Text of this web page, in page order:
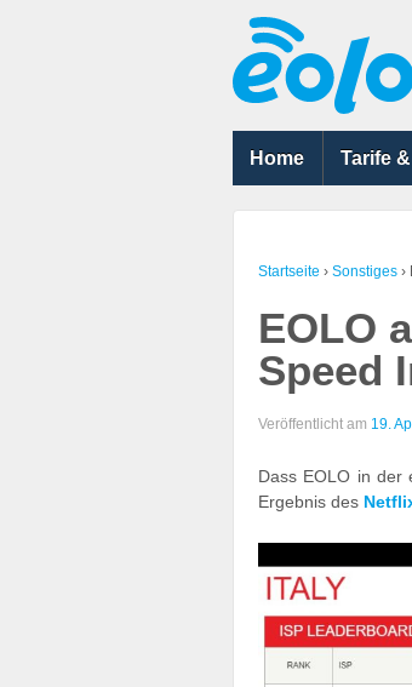
Home Tarife
Startseite › Sonstiges ›
EOLO
Speed
Veröffentlicht am 19.
Dass EOLO in der
Ergebnis des